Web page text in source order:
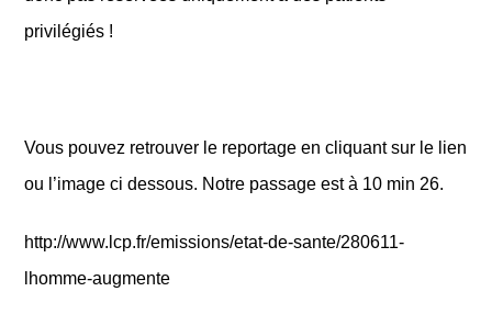
privilégiés !
Vous pouvez retrouver le reportage en cliquant sur le lien
ou l’image ci dessous. Notre passage est à 10 min 26.
http://www.lcp.fr/emissions/etat-de-sante/280611-
lhomme-augmente